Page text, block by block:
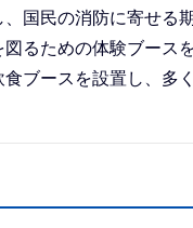
国民の消防に寄せる
るための体験ブース
ブースを設置し、多